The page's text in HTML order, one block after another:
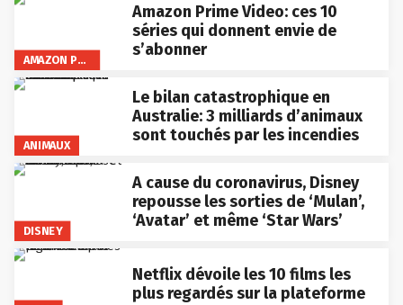
AMAZON PRIME VIDEO
Amazon Prime Video: ces 10
séries qui donnent envie de
s’abonner
ANIMAUX
Le bilan catastrophique en
Australie: 3 milliards d’animaux
sont touchés par les incendies
DISNEY
A cause du coronavirus, Disney
repousse les sorties de ‘Mulan’,
‘Avatar’ et même ‘Star Wars’
Netflix dévoile les 10 films les
plus regardés sur la plateforme